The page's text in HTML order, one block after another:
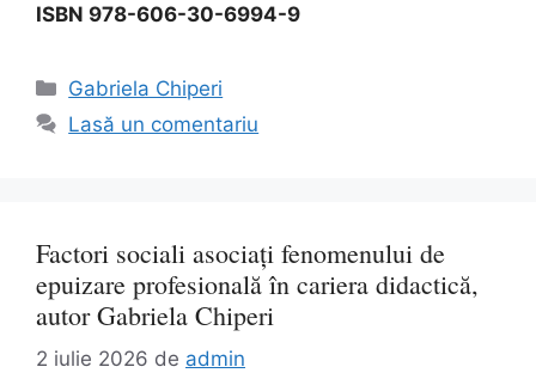
ISBN 978-606-30-6994-9
Categorii
Gabriela Chiperi
Lasă un comentariu
Factori sociali asociați fenomenului de
epuizare profesională în cariera didactică,
autor Gabriela Chiperi
2 iulie 2026 de admin